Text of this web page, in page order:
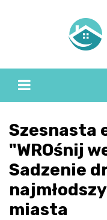
Szesnasta
"WROśnij
Sadzenie
miasta